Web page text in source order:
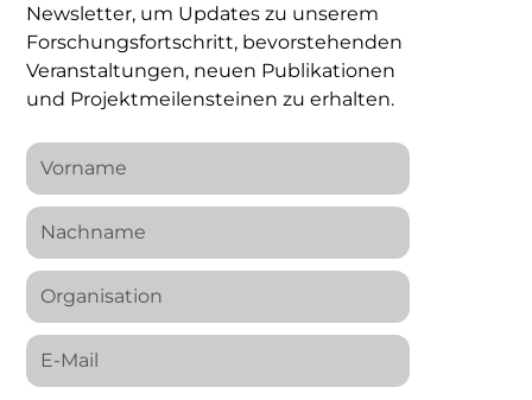
Newsletter, um Updates zu unserem
Forschungsfortschritt, bevorstehenden
Veranstaltungen, neuen Publikationen
und Projektmeilensteinen zu erhalten.